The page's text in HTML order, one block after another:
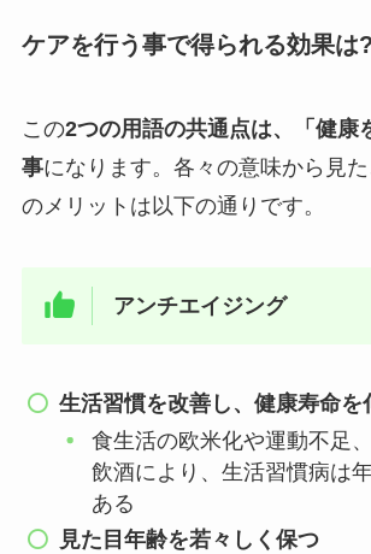
ケアを行う事で得られる効果は?
この2つの用語の共通点は、「健康
事になります。各々の意味から見
のメリットは以下の通りです。
アンチエイジング
生活習慣を改善し、健康寿命を
食生活の欧米化や運動不足
飲酒により、生活習慣病は
ある
見た目年齢を若々しく保つ